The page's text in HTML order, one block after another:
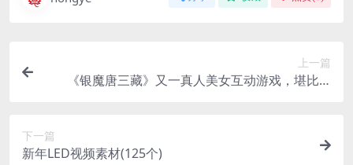
上一篇
《银魔唐三藏》又一真人美女互动游戏，堪比M
下一篇
新年LED视频素材(125个)